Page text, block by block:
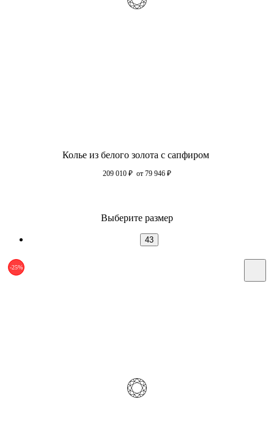
Колье из белого золота с сапфиром
209 010 ₽ от 79 946 ₽
Выберите размер
43
-25%